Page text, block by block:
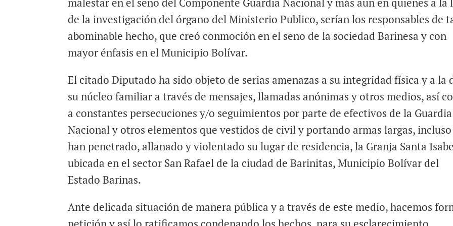
de la investigación del órgano del Ministerio Publico, serían los responsables de
abominable hecho, que creó conmoción en el seno de la sociedad Barinesa y con
mayor énfasis en el Municipio Bolívar.
El citado Diputado ha sido objeto de serias amenazas a su integridad física y a la
su núcleo familiar a través de mensajes, llamadas anónimas y otros medios, así
a constantes persecuciones y/o seguimientos por parte de efectivos de la Guardia
Nacional y otros elementos que vestidos de civil y portando armas largas, incluso
han penetrado, allanado y violentado su lugar de residencia, la Granja Santa
ubicada en el sector San Rafael de la ciudad de Barinitas, Municipio Bolívar del
Estado Barinas.
Ante delicada situación de manera pública y a través de este medio, hacemos